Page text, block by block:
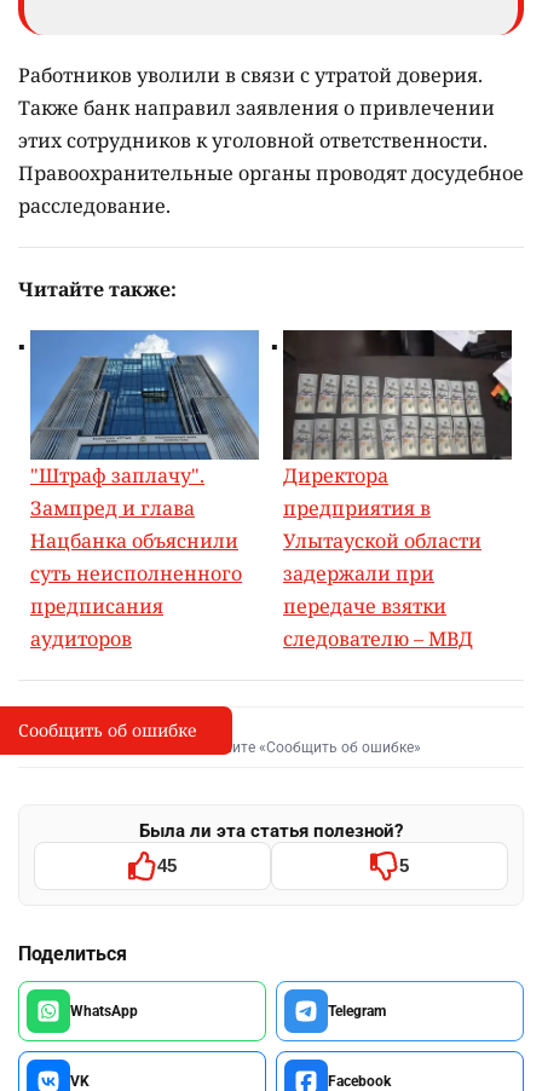
Работников уволили в связи с утратой доверия.
Также банк направил заявления о привлечении
этих сотрудников к уголовной ответственности.
Правоохранительные органы проводят досудебное
расследование.
Читайте также:
"Штраф заплачу".
Зампред и глава
Нацбанка объяснили
суть неисполненного
предписания
аудиторов
Директора
предприятия в
Улытауской области
задержали при
передаче взятки
следователю – МВД
I
Сообщить об опечатке
Выделите фрагмент и нажмите «Сообщить об ошибке»
Была ли эта статья полезной?
45 5
Поделиться
WhatsApp Telegram
VK Facebook
Сообщить об ошибке